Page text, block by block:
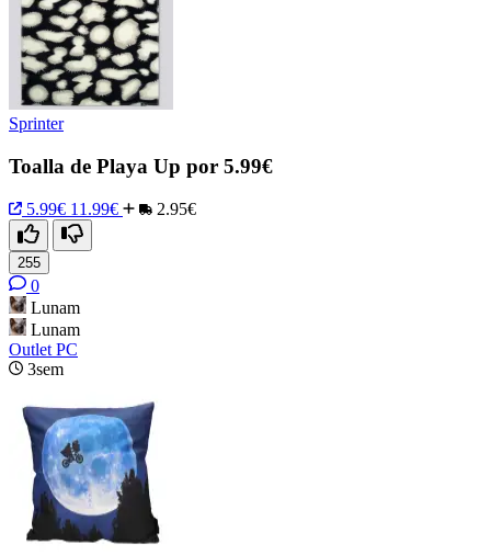
Sprinter
Toalla de Playa Up por 5.99€
5.99€ 11.99€ 2.95€
255
0
Lunam
Lunam
Outlet PC
3sem